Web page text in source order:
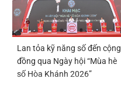
Lan tỏa kỹ năng số đến cộng
đồng qua Ngày hội “Mùa hè
số Hòa Khánh 2026”